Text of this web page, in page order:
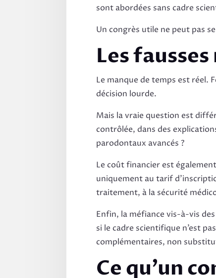
sont abordées sans cadre
Un congrès utile ne peut pas
Les
Le manque de temps est réel.
décision lourde.
Mais la vraie question est
contrôlée, dans des
parodontaux avancés ?
Le coût financier est
uniquement au tarif
traitement, à la sécurité
Enfin, la méfiance vis-à-vis
si le cadre scientifique n’est
complémentaires, non
Ce qu’un